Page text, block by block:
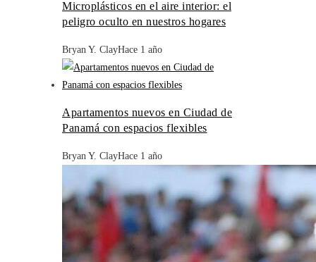
Microplásticos en el aire interior: el
peligro oculto en nuestros hogares
Bryan Y. ClayHace 1 año
Apartamentos nuevos en Ciudad de
Panamá con espacios flexibles
Bryan Y. ClayHace 1 año